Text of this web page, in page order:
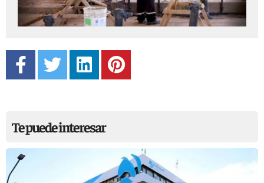
Te puede interesar